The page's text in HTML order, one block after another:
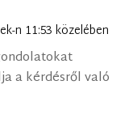
n 11:53 közelében
a kérdésről való